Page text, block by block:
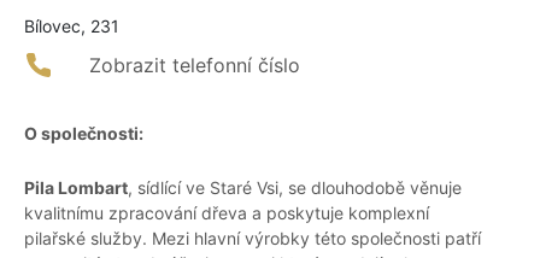
Bílovec, 231
Zobrazit telefonní číslo
O společnosti:
Pila Lombart, sídlící ve Staré Vsi, se dlouhodobě věnuje
kvalitnímu zpracování dřeva a poskytuje komplexní
pilařské služby. Mezi hlavní výrobky této společnosti patří